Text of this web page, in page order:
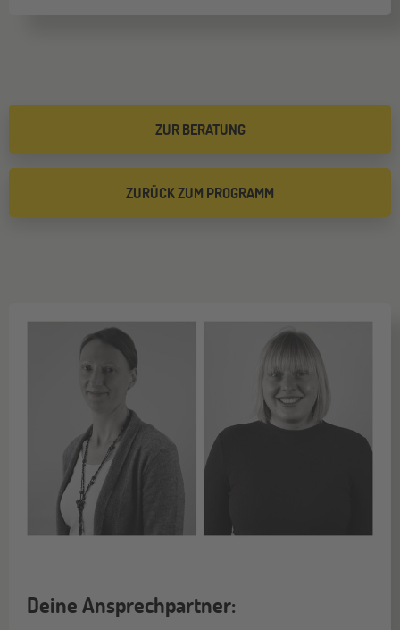
ZUR BERATUNG
ZURÜCK ZUM PROGRAMM
Deine Ansprechpartner: